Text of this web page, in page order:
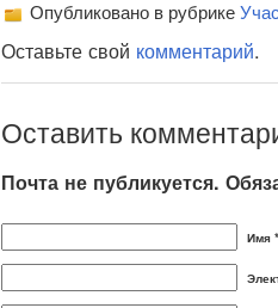
Опубликовано в рубрике
Оставьте свой комментарий.
Оставить
Почта не публикуется.
Имя *